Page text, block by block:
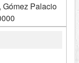
Gómez Palacio